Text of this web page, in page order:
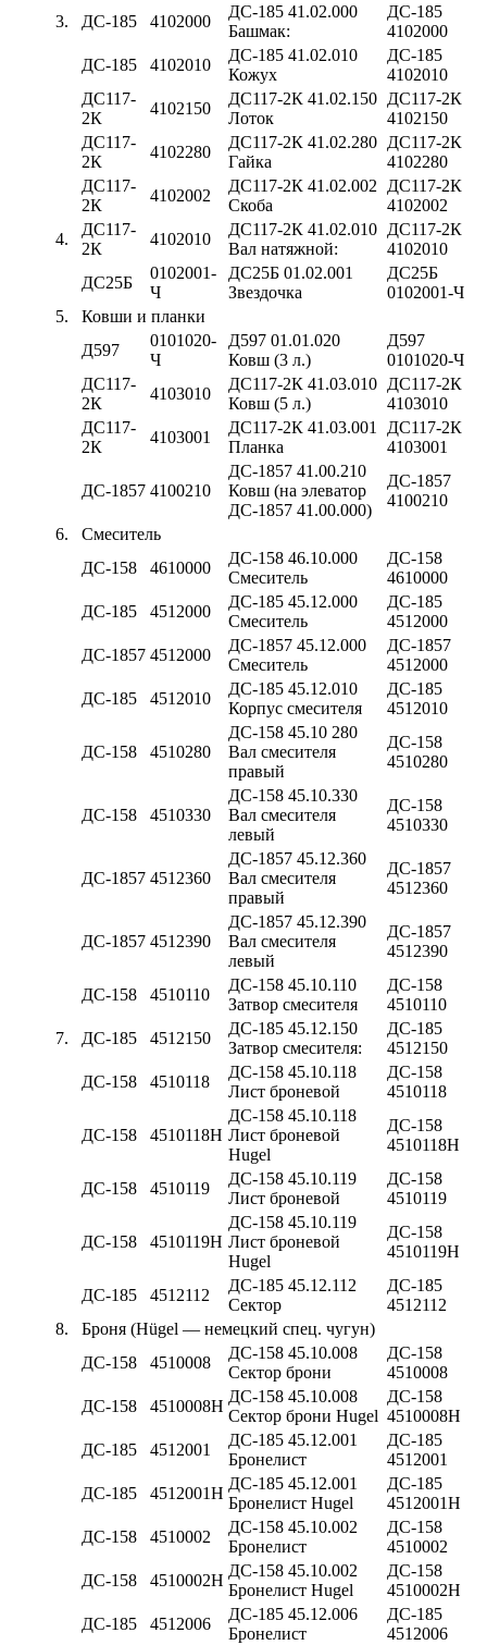
3. ДС-185 4102000
ДС-185 41.02.000
Башмак:
ДС-185
4102000
ДС-185
4102010
ДС-185 41.02.010
Кожух
ДС-185
4102010
ДС117-
2К
4102150
ДС117-2К 41.02.150
Лоток
ДС117-2К
4102150
ДС117-
2К
4102280
ДС117-2К 41.02.280
Гайка
ДС117-2К
4102280
ДС117-
2К
4102002
ДС117-2К 41.02.002
Скоба
ДС117-2К
4102002
4.
ДС117-
2К
4102010
ДС117-2К 41.02.010
Вал натяжной:
ДС117-2К
4102010
ДС25Б
0102001-
Ч
ДС25Б 01.02.001
Звездочка
ДС25Б
0102001-Ч
5.
Ковши и планки
Д597
0101020-
Ч
Д597 01.01.020
Ковш (3 л.)
Д597
0101020-Ч
ДС117-
2К
4103010
ДС117-2К 41.03.010
Ковш (5 л.)
ДС117-2К
4103010
ДС117-
2К
4103001
ДС117-2К 41.03.001
Планка
ДС117-2К
4103001
ДС-1857 4100210
ДС-1857 41.00.210
Ковш (на элеватор
ДС-1857 41.00.000)
ДС-1857
4100210
6.
Смеситель
ДС-158
4610000
ДС-158 46.10.000
Смеситель
ДС-158
4610000
ДС-185
4512000
ДС-185 45.12.000
Смеситель
ДС-185
4512000
ДС-1857 4512000
ДС-1857 45.12.000
Смеситель
ДС-1857
4512000
ДС-185
4512010
ДС-185 45.12.010
Корпус смесителя
ДС-185
4512010
ДС-158 4510280
ДС-158 45.10 280
Вал смесителя
правый
ДС-158
4510280
ДС-158 4510330
ДС-158 45.10.330
Вал смесителя
левый
ДС-158
4510330
ДС-1857 4512360
ДС-1857 45.12.360
Вал смесителя
правый
ДС-1857
4512360
ДС-1857 4512390
ДС-1857 45.12.390
Вал смесителя
левый
ДС-1857
4512390
ДС-158 4510110
ДС-158 45.10.110
Затвор смесителя
ДС-158
4510110
7.
ДС-185 4512150
ДС-185 45.12.150
Затвор смесителя:
ДС-185
4512150
ДС-158
4510118
ДС-158 45.10.118
Лист броневой
ДС-158
4510118
ДС-158 4510118Н
ДС-158 45.10.118
Лист броневой
Hugel
ДС-158
4510118Н
ДС-158 4510119
ДС-158 45.10.119
Лист броневой
ДС-158
4510119
ДС-158 4510119Н
ДС-158 45.10.119
Лист броневой
Hugel
ДС-158
4510119Н
ДС-185 4512112
ДС-185 45.12.112
Сектор
ДС-185
4512112
8.
Броня (Hügel — немецкий спец. чугун)
ДС-158
4510008
ДС-158 45.10.008
Сектор брони
ДС-158
4510008
ДС-158
4510008Н
ДС-158 45.10.008
Сектор брони Hugel
ДС-158
4510008Н
ДС-185
4512001
ДС-185 45.12.001
Бронелист
ДС-185
4512001
ДС-185
4512001Н
ДС-185 45.12.001
Бронелист Hugel
ДС-185
4512001Н
ДС-158
4510002
ДС-158 45.10.002
Бронелист
ДС-158
4510002
ДС-158
4510002Н
ДС-158 45.10.002
Бронелист Hugel
ДС-158
4510002Н
ДС-185
4512006
ДС-185 45.12.006
Бронелист
ДС-185
4512006